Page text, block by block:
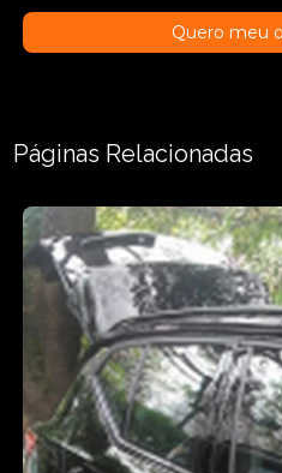
Quero meu
Páginas Relacionadas